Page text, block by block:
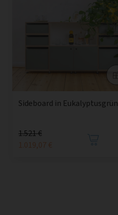
Sideboard in Eukalyptusgrün
1.521 €
1.019,07 €